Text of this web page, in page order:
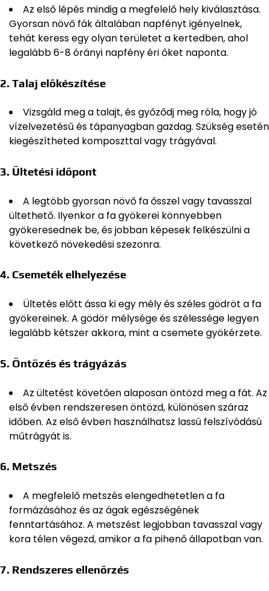
Az első lépés mindig a megfelelő hely kiválasztása.
Gyorsan növő fák általában napfényt igényelnek,
tehát keress egy olyan területet a kertedben, ahol
legalább 6-8 órányi napfény éri őket naponta.
2. Talaj előkészítése
Vizsgáld meg a talajt, és győződj meg róla, hogy jó
vízelvezetésű és tápanyagban gazdag. Szükség esetén
kiegészítheted komposzttal vagy trágyával.
3. Ültetési időpont
A legtöbb gyorsan növő fa ősszel vagy tavasszal
ültethető. Ilyenkor a fa gyökerei könnyebben
gyökeresednek be, és jobban képesek felkészülni a
következő növekedési szezonra.
4. Csemeték elhelyezése
Ültetés előtt ássa ki egy mély és széles gödröt a fa
gyökereinek. A gödör mélysége és szélessége legyen
legalább kétszer akkora, mint a csemete gyökérzete.
5. Öntözés és trágyázás
Az ültetést követően alaposan öntözd meg a fát. Az
első évben rendszeresen öntözd, különösen száraz
időben. Az első évben használhatsz lassú felszívódású
műtrágyát is.
6. Metszés
A megfelelő metszés elengedhetetlen a fa
formázásához és az ágak egészségének
fenntartásához. A metszést legjobban tavasszal vagy
kora télen végezd, amikor a fa pihenő állapotban van.
7. Rendszeres ellenőrzés